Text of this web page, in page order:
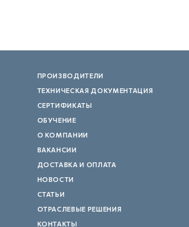
ПРОИЗВОДИТЕЛИ
ТЕХНИЧЕСКАЯ ДОКУМЕНТАЦИЯ
СЕРТИФИКАТЫ
ОБУЧЕНИЕ
О КОМПАНИИ
ВАКАНСИИ
ДОСТАВКА И ОПЛАТА
НОВОСТИ
СТАТЬИ
ОТРАСЛЕВЫЕ РЕШЕНИЯ
КОНТАКТЫ